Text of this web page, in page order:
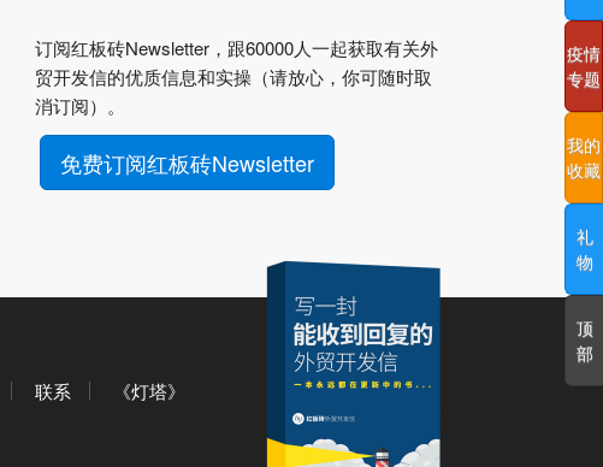
订阅红板砖Newsletter，跟60000人一起获取有关外
贸开发信的优质信息和实操（请放心，你可随时取
消订阅）。
免费订阅红板砖Newsletter
联系 《灯塔》
疫情
专题
我的
收藏
礼
物
顶
部